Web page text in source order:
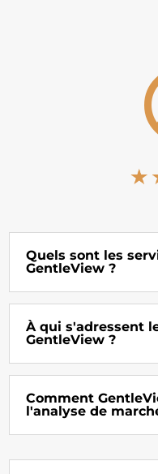
Quels sont les
GentleView ?
À qui s'adressent
GentleView ?
Comment
l'analyse de